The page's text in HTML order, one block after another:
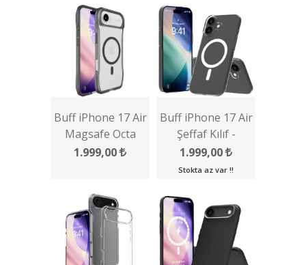
Buff iPhone 17 Air
Magsafe Octa
Shield Kılıf
1.999,00
Buff iPhone 17 Air
Şeffaf Kılıf -
Magsafe Air Fit
Serisi
1.999,00
Stokta az var !!